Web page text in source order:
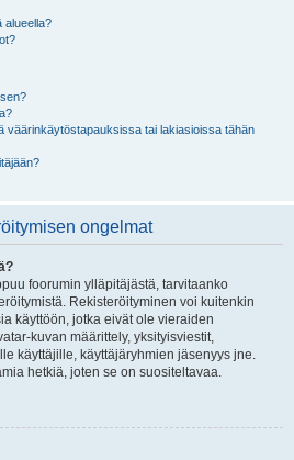
alueella?
väärinkäytöstapauksissa tai lakiasioissa tähän
ongelmat
foorumin ylläpitäjästä, tarvitaanko
Rekisteröityminen voi kuitenkin
käyttöön, jotka eivät ole vieraiden
kuvan määrittely, yksityisviestit,
käyttäjille, käyttäjäryhmien jäsenyys jne.
hetkiä, joten se on suositeltavaa.